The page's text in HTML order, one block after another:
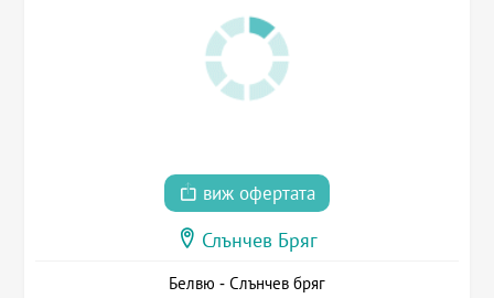
виж офертата
Слънчев Бряг
Белвю - Слънчев бряг